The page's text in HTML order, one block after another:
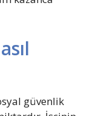
güvenlik